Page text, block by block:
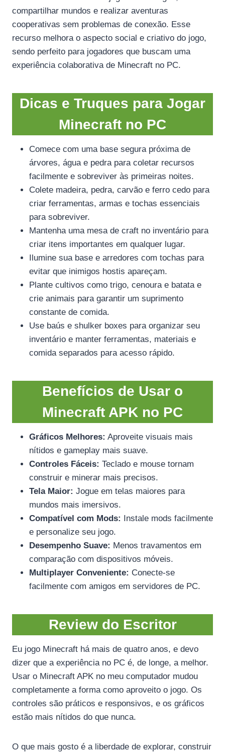
compartilhar mundos e realizar aventuras
cooperativas sem problemas de conexão. Esse
recurso melhora o aspecto social e criativo do jogo,
sendo perfeito para jogadores que buscam uma
experiência colaborativa de Minecraft no PC.
Dicas e Truques para Jogar
Minecraft no PC
Comece com uma base segura próxima de
árvores, água e pedra para coletar recursos
facilmente e sobreviver às primeiras noites.
Colete madeira, pedra, carvão e ferro cedo para
criar ferramentas, armas e tochas essenciais
para sobreviver.
Mantenha uma mesa de craft no inventário para
criar itens importantes em qualquer lugar.
Ilumine sua base e arredores com tochas para
evitar que inimigos hostis apareçam.
Plante cultivos como trigo, cenoura e batata e
crie animais para garantir um suprimento
constante de comida.
Use baús e shulker boxes para organizar seu
inventário e manter ferramentas, materiais e
comida separados para acesso rápido.
Benefícios de Usar o
Minecraft APK no PC
Gráficos Melhores: Aproveite visuais mais
nítidos e gameplay mais suave.
Controles Fáceis: Teclado e mouse tornam
construir e minerar mais precisos.
Tela Maior: Jogue em telas maiores para
mundos mais imersivos.
Compatível com Mods:
Instale mods facilmente
e personalize seu jogo.
Desempenho Suave: Menos travamentos em
comparação com dispositivos móveis.
Multiplayer Conveniente: Conecte-se
facilmente com amigos em servidores de PC.
Review do Escritor
Eu jogo Minecraft há mais de quatro anos, e devo
dizer que a experiência no PC é, de longe, a melhor.
Usar o Minecraft APK no meu computador mudou
completamente a forma como aproveito o jogo. Os
controles são práticos e responsivos, e os gráficos
estão mais nítidos do que nunca.
O que mais gosto é a liberdade de explorar, construir